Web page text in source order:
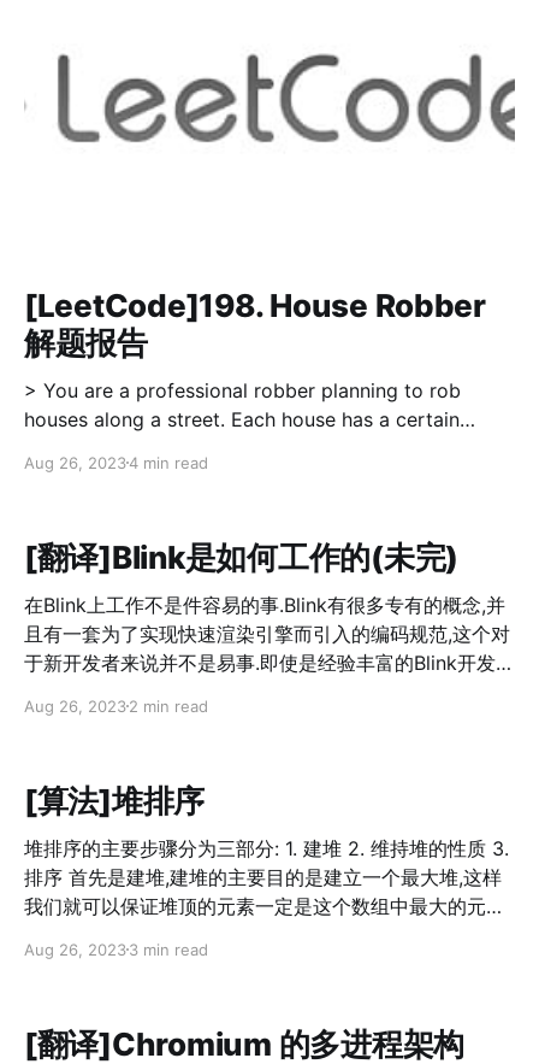
there instead,
[LeetCode]198. House Robber
解题报告
> You are a professional robber planning to rob
houses along a street. Each house has a certain
stopping you from robbing each of them is that
it will automatically contact the police if two
adjacent
Aug 26, 20234 min read
[翻译]Blink是如何工作的(未完)
在Blink上工作不是件容易的事.Blink有很多专有的概念,并
且有一套为了实现快速渲染引擎而引入的编码规范,这个对
于新开发者来说并不是易事.即使是经验丰富的Blink开发人
敏感. 这篇文档的目的是帮助Blink的开发者快速熟悉架构:
本面,并指出如果你想了解更多信息,你可以阅读的资源有哪
些。 * 该文档没有解释具体的某些功能（例如，
ServiceWorkers，编辑）.相反,该文档解释了基本功能(例
如，存储器管理，V8 API)。 Blink是干什么的? 进程/线程
架构 * 进程 * 线程 * 初始化Blink 目录结构 * Content公
开API和blink公开API * 目录结构和依赖
Aug 26, 20232 min read
[算法]堆排序
堆排序的主要步骤分为三部分: 1. 建堆 2. 维持堆的性质 3.
排序 首先是建堆,建堆的主要目的是建立一个最大堆,这样
我们就可以保证堆顶的元素一定是这个数组中最大的元素.
2; i >= 0; i--) { maxHeapify(array, i, size); //维持最大堆
个节点中最大值的点与当前节点交换位置. 3. 如果产生了
Aug 26, 20233 min read
[翻译]Chromium 的多进程架构